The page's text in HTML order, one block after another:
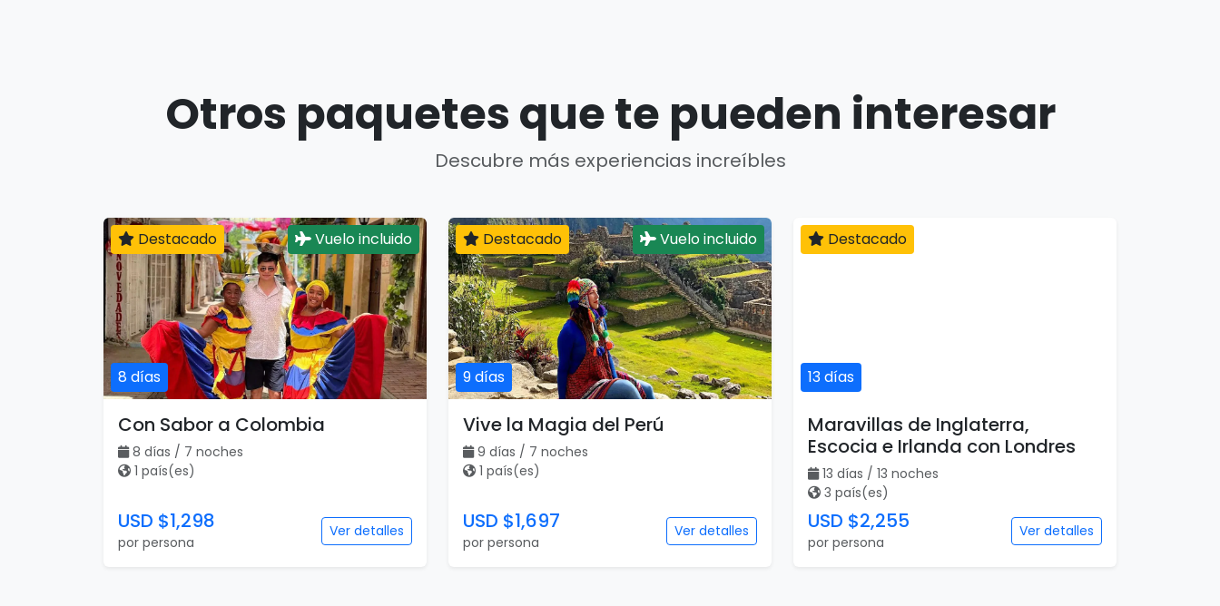
Otros paquetes que te pueden interesar
Descubre más experiencias increíbles
8 días
Destacado Vuelo incluido
Con Sabor a Colombia
8 días / 7 noches
1 país(es)
USD $1,298
por persona
Ver detalles
9 días
Destacado Vuelo incluido
Vive la Magia del Perú
9 días / 7 noches
1 país(es)
USD $1,697
por persona
Ver detalles
13 días
Destacado
Maravillas de Inglaterra,
Escocia e Irlanda con Londres
13 días / 13 noches
3 país(es)
USD $2,255
por persona
Ver detalles